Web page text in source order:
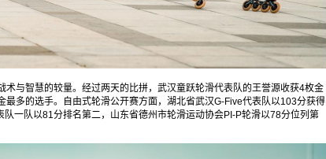
术与智慧的较量。经过两天的比拼，武汉童跃轮滑代表队的王誉源收获4枚金
最多的选手。自由式轮滑公开赛方面，湖北省武汉G-Five代表队以103分获得
一队以81分排名第二，山东省德州市轮滑运动协会PI-P轮滑以78分位列第